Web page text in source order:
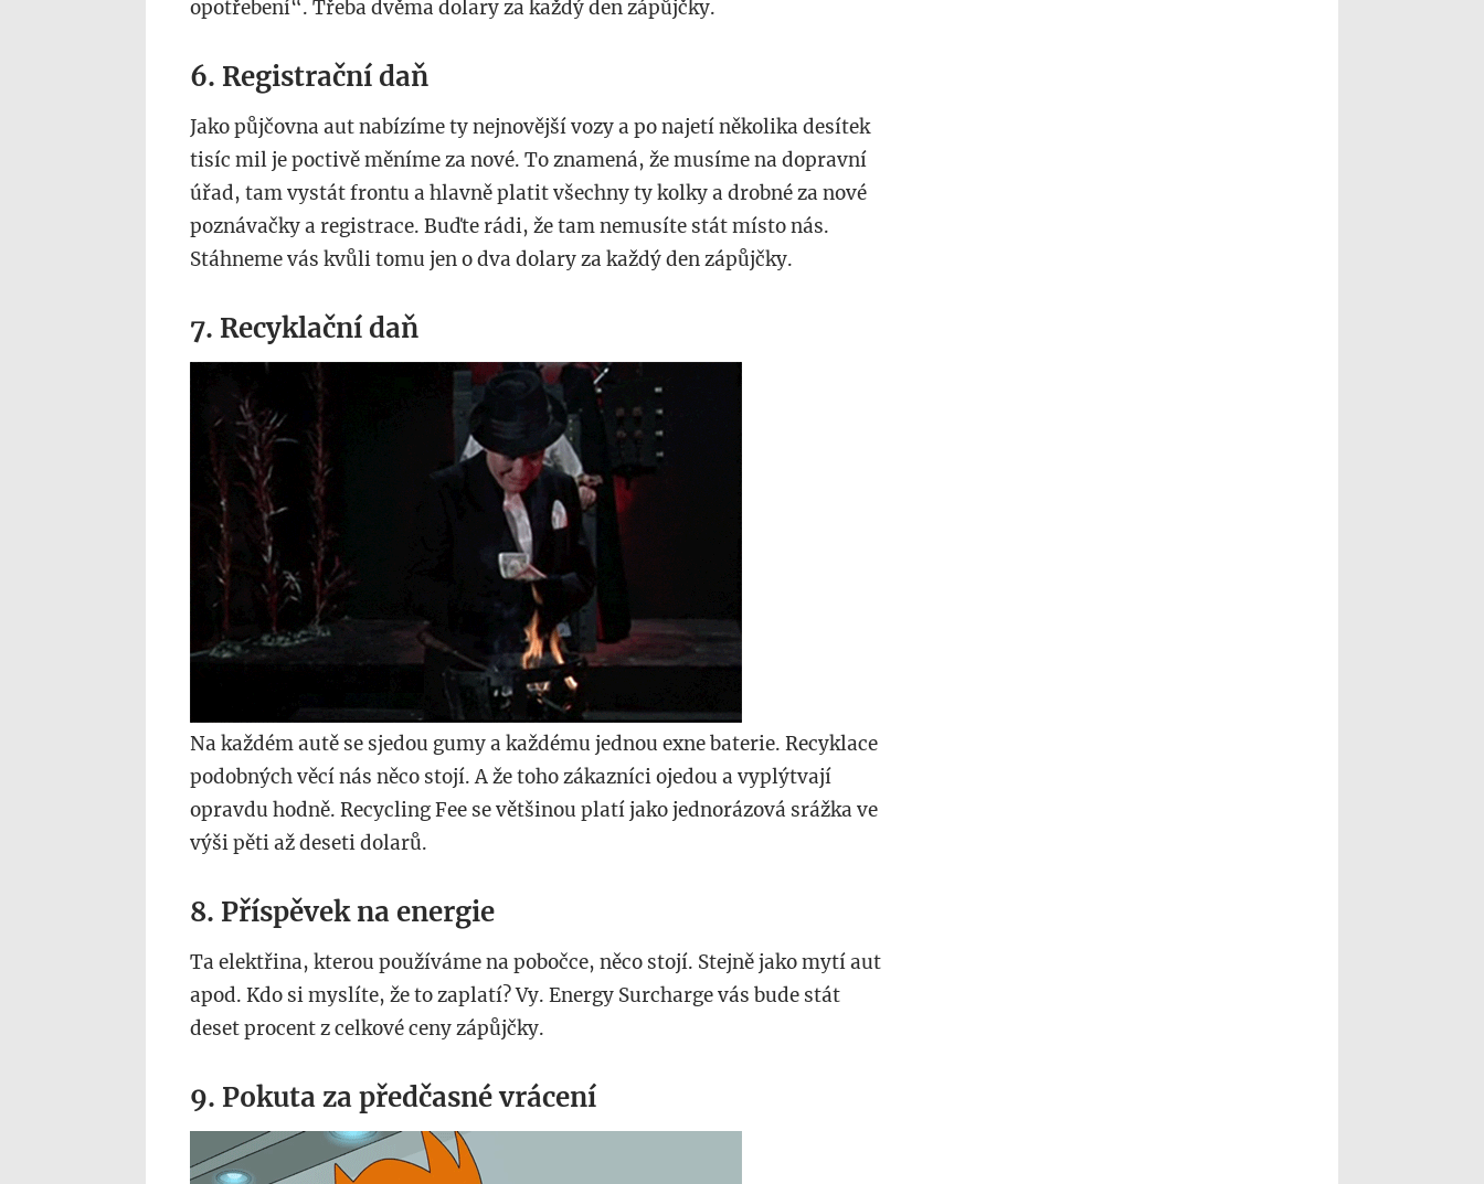
opotřebení“. Třeba dvěma dolary za každý den zápůjčky.
6. Registrační daň
Jako půjčovna aut nabízíme ty nejnovější vozy a po najetí několika desítek
tisíc mil je poctivě měníme za nové. To znamená, že musíme na dopravní
úřad, tam vystát frontu a hlavně platit všechny ty kolky a drobné za nové
poznávačky a registrace. Buďte rádi, že tam nemusíte stát místo nás.
Stáhneme vás kvůli tomu jen o dva dolary za každý den zápůjčky.
7. Recyklační daň
222.gif
Na každém autě se sjedou gumy a každému jednou exne baterie. Recyklace
podobných věcí nás něco stojí. A že toho zákazníci ojedou a vyplýtvají
opravdu hodně. Recycling Fee se většinou platí jako jednorázová srážka ve
výši pěti až deseti dolarů.
8. Příspěvek na energie
Ta elektřina, kterou používáme na pobočce, něco stojí. Stejně jako mytí aut
apod. Kdo si myslíte, že to zaplatí? Vy. Energy Surcharge vás bude stát
deset procent z celkové ceny zápůjčky.
9. Pokuta za předčasné vrácení
666.gif